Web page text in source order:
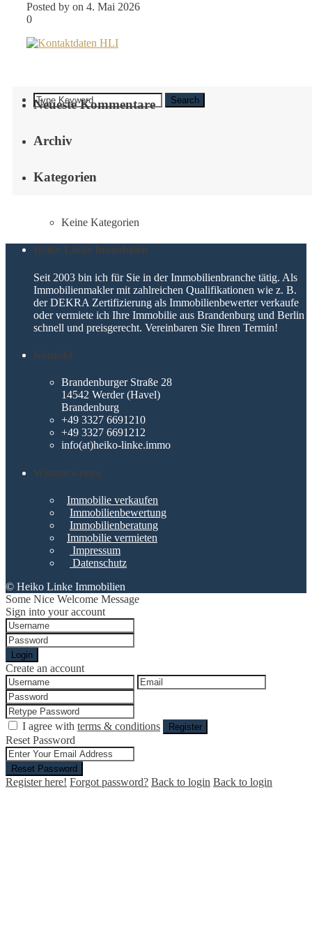
Posted by on 4. Mai 2026
0
Search
Neueste Kommentare
Archiv
Kategorien
Keine Kategorien
Heiko Linke Immobilien
Seit 2003 bin ich für Sie in der Immobilienbranche tätig. Als
Immobilienmakler mit zahlreichen Qualifikationen wie z. B.
der DEKRA Zertifizierung als Immobilienbewerter verkaufe
oder vermiete ich Ihre Immobilie aus Brandenburg und Berlin
schnell und preisgerecht. Vereinbaren Sie Ihren Termin!
Kontakt
Brandenburger Straße 28
14542 Werder (Havel)
Brandenburg
+49 3327 6691210
+49 3327 6691212
info(at)heiko-linke.immo
Wissenswertes
Immobilie verkaufen
Immobilienbewertung
Immobilienberatung
Immobilie vermieten
Impressum
Datenschutz
© Heiko Linke Immobilien
Some Nice Welcome Message
Sign into your account
Login
Create an account
I agree with terms & conditions Register
Reset Password
Reset Password
Register here! Forgot password? Back to login Back to login